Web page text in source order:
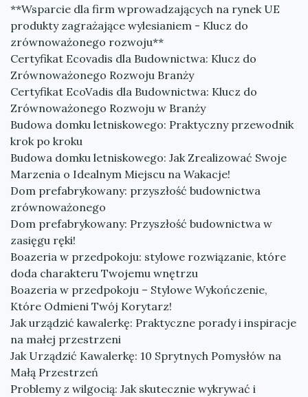
**Wsparcie dla firm wprowadzających na rynek UE
produkty zagrażające wylesianiem - Klucz do
zrównoważonego rozwoju**
Certyfikat Ecovadis dla Budownictwa: Klucz do
Zrównoważonego Rozwoju Branży
Certyfikat EcoVadis dla Budownictwa: Klucz do
Zrównoważonego Rozwoju w Branży
Budowa domku letniskowego: Praktyczny przewodnik
krok po kroku
Budowa domku letniskowego: Jak Zrealizować Swoje
Marzenia o Idealnym Miejscu na Wakacje!
Dom prefabrykowany: przyszłość budownictwa
zrównoważonego
Dom prefabrykowany: Przyszłość budownictwa w
zasięgu ręki!
Boazeria w przedpokoju: stylowe rozwiązanie, które
doda charakteru Twojemu wnętrzu
Boazeria w przedpokoju – Stylowe Wykończenie,
Które Odmieni Twój Korytarz!
Jak urządzić kawalerkę: Praktyczne porady i inspiracje
na małej przestrzeni
Jak Urządzić Kawalerkę: 10 Sprytnych Pomysłów na
Małą Przestrzeń
Problemy z wilgocią: Jak skutecznie wykrywać i